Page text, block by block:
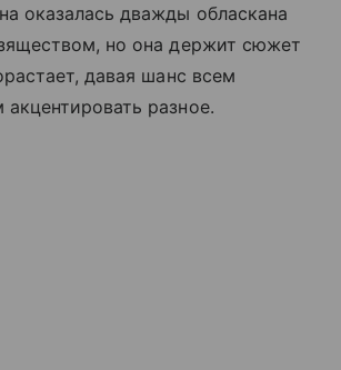
оказалась дважды обласкана
но она держит сюжет
давая шанс всем
разное.